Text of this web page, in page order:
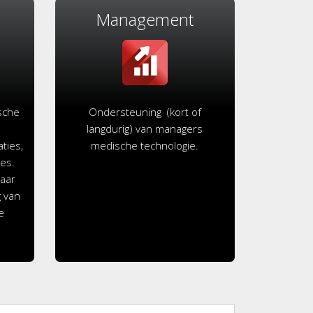
Management
Ondersteuning (kort of
langdurig) van managers
medische technologie.